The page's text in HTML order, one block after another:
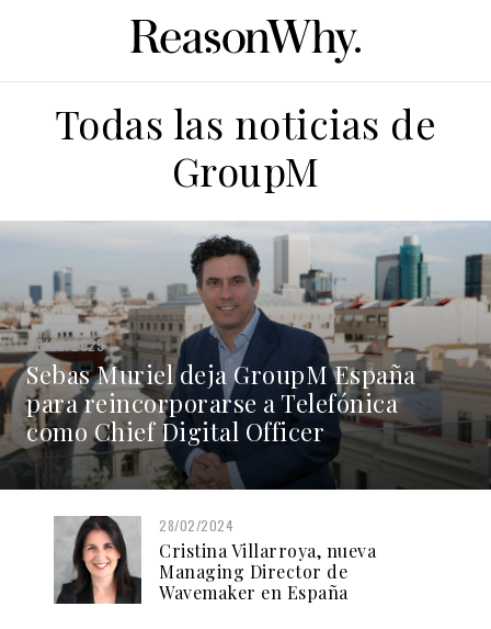
Todas las noticias de
GroupM
06/03/2025
Sebas Muriel deja GroupM España
para reincorporarse a Telefónica
como Chief Digital Officer
28/02/2024
Cristina Villarroya, nueva
Managing Director de
Wavemaker en España